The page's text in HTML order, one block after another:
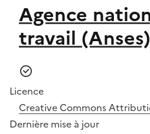
Agence
travail (Anses)
Licence
Creative Commons
Dernière mise à jour